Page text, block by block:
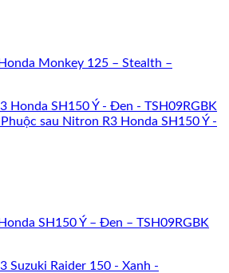
Monkey 125 – Stealth –
SH150 Ý – Đen – TSH09RGBK